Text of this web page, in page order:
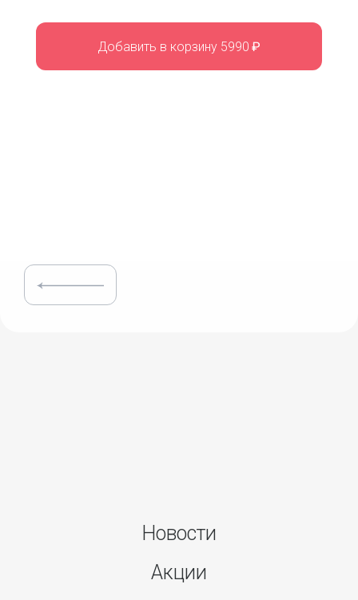
Добавить в корзину 5990 ₽
Новости
Акции